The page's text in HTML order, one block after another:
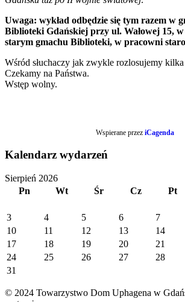
Uwaga: wykład odbędzie się tym razem w
Biblioteki Gdańskiej przy ul. Wałowej 15,
starym gmachu Biblioteki, w pracowni
Wśród słuchaczy jak zwykle rozlosujemy
Czekamy na Państwa.
Wstęp wolny.
Wspierane przez iCagenda
Kalendarz wydarzeń
Sierpień 2026
Pn
Wt Śr Cz Pt
3
4 5 6 7
10
11 12 13 14
17
18 19 20 21
24
25 26 27 28
31
© 2024 Towarzystwo Dom Uphagena w